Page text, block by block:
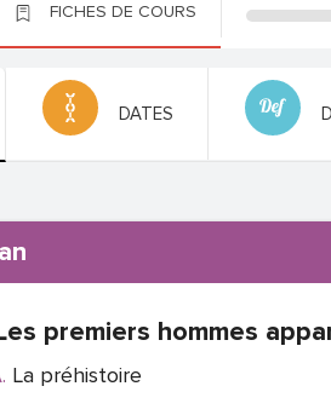
FICHES DE COURS
DATES
premiers hommes
La préhistoire